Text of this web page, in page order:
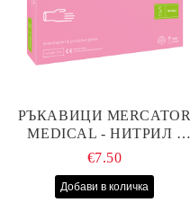
РЪКАВИЦИ MERCATOR
MEDICAL - НИТРИЛ -
РОЗОВИ - S - 100БР
€7.50